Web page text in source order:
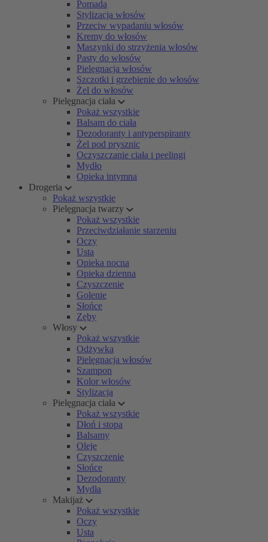
Pomada
Stylizacja włosów
Przeciw wypadaniu włosów
Kremy do włosów
Maszynki do strzyżenia włosów
Pasty do włosów
Pielęgnacja włosów
Szczotki i grzebienie do włosów
Żel do włosów
Pielęgnacja ciała
Pokaż wszystkie
Balsam do ciała
Dezodoranty i antyperspiranty
Żel pod prysznic
Oczyszczanie ciała i peelingi
Mydło
Opieka intymna
Drogeria
Pokaż wszystkie
Pielęgnacja twarzy
Pokaż wszystkie
Przeciwdziałanie starzeniu
Oczy
Usta
Opieka nocna
Opieka dzienna
Czyszczenie
Golenie
Słońce
Zęby
Włosy
Pokaż wszystkie
Odżywka
Pielęgnacja włosów
Szampon
Kolor włosów
Stylizacja
Pielęgnacja ciała
Pokaż wszystkie
Dłoń i stopa
Balsamy
Oleje
Czyszczenie
Słońce
Dezodoranty
Mydła
Makijaż
Pokaż wszystkie
Oczy
Usta